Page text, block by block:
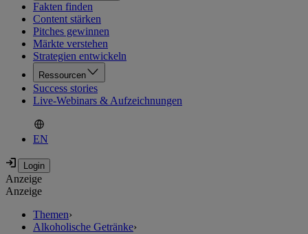
Fakten finden
Content stärken
Pitches gewinnen
Märkte verstehen
Strategien entwickeln
Ressourcen
Success stories
Live-Webinars & Aufzeichnungen
EN
Anzeige
Anzeige
Themen›
Alkoholische Getränke›